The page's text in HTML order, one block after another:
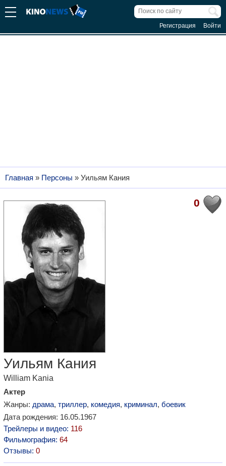
Регистрация Войти
Главная » Персоны » Уильям Кания
0
Уильям Кания
William Kania
Актер
Жанры: драма, триллер, комедия, криминал, боевик
Дата рождения: 16.05.1967
Трейлеры и видео: 116
Фильмография: 64
Отзывы: 0